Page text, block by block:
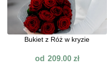
Bukiet z Róż w kryzie
od 209.00 zł